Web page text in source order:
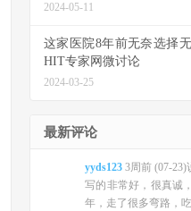
2024-05-11
这家医院8年前无奈选择
HIT专家网微讨论
2024-03-25
最新评论
yyds123 3周前 (07-23)
写的非常好，很真诚
年，走了很多弯路，